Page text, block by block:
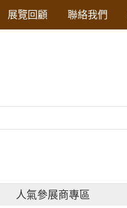
展覽回顧 聯絡我們
人氣參展商專區